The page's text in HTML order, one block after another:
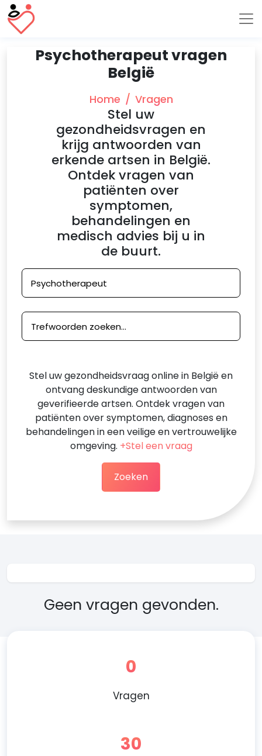
Psychotherapeut vragen
België
Home Vragen
Stel uw
gezondheidsvragen en
krijg antwoorden van
erkende artsen in België.
Ontdek vragen van
patiënten over
symptomen,
behandelingen en
medisch advies bij u in
de buurt.
Stel uw gezondheidsvraag online in België en
ontvang deskundige antwoorden van
geverifieerde artsen. Ontdek vragen van
patiënten over symptomen, diagnoses en
behandelingen in een veilige en vertrouwelijke
omgeving. +Stel een vraag
Zoeken
Geen vragen gevonden.
0
Vragen
30